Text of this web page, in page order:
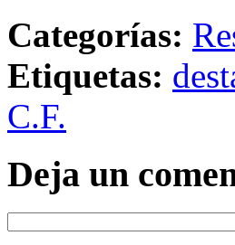
Categorías:
Etiquetas:
C.F.
Deja un